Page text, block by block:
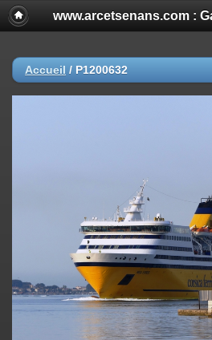
www.arcetsenans.com :
Accueil / P1200632